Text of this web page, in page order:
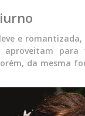
e
para
da mesma